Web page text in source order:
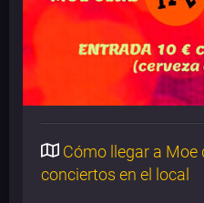
Cómo llegar a
conciertos en el local